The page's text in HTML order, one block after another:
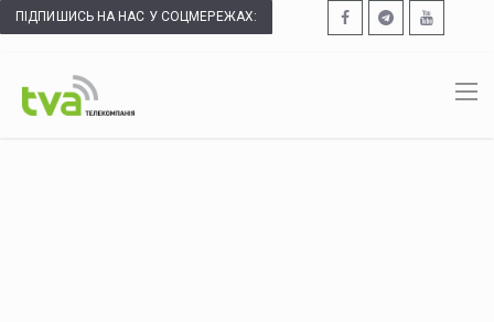
ПІДПИШИСЬ НА НАС У СОЦМЕРЕЖАХ: